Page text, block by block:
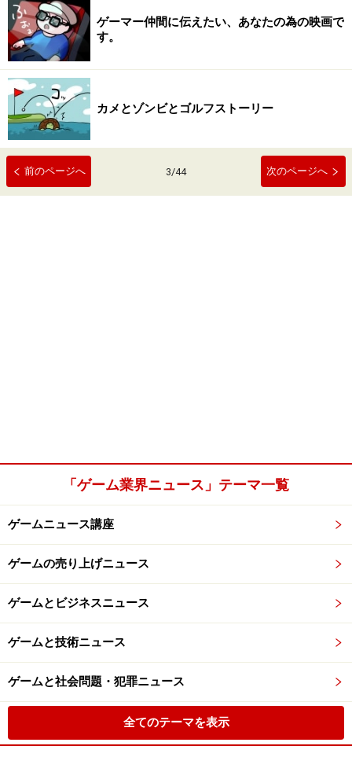
ゲーマー仲間に伝えたい、あなたの為の映画で
す。
カメとゾンビとゴルフストーリー
前のページへ 3/44 次のページへ
「ゲーム業界ニュース」テーマ一覧
ゲームニュース講座
ゲームの売り上げニュース
ゲームとビジネスニュース
ゲームと技術ニュース
ゲームと社会問題・犯罪ニュース
全てのテーマを表示